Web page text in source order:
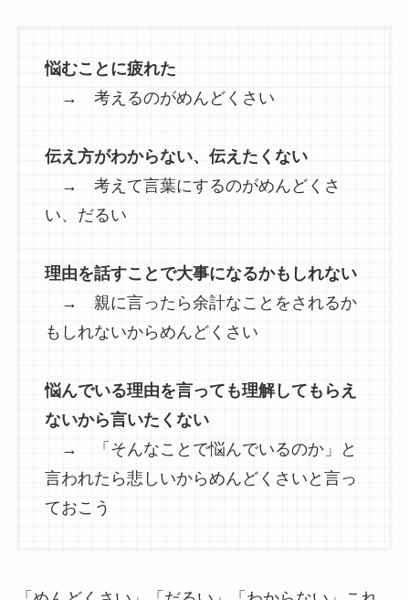
悩むことに疲れた
→ 考えるのがめんどくさい
伝え方がわからない、伝えたくない
→ 考えて言葉にするのがめんどくさ
い、だるい
理由を話すことで大事になるかもしれない
→ 親に言ったら余計なことをされるか
もしれないからめんどくさい
悩んでいる理由を言っても理解してもらえ
ないから言いたくない
→ 「そんなことで悩んでいるのか」と
言われたら悲しいからめんどくさいと言っ
ておこう